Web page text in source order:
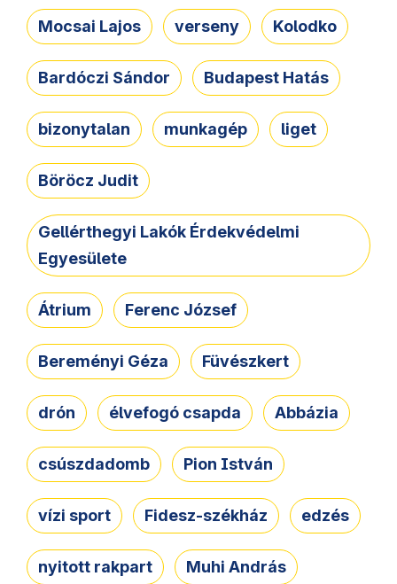
Mocsai Lajos verseny Kolodko
Bardóczi Sándor Budapest Hatás
bizonytalan munkagép liget
Böröcz Judit
Gellérthegyi Lakók Érdekvédelmi
Egyesülete
Átrium Ferenc József
Bereményi Géza Füvészkert
drón élvefogó csapda Abbázia
csúszdadomb Pion István
vízi sport Fidesz-székház edzés
nyitott rakpart Muhi András